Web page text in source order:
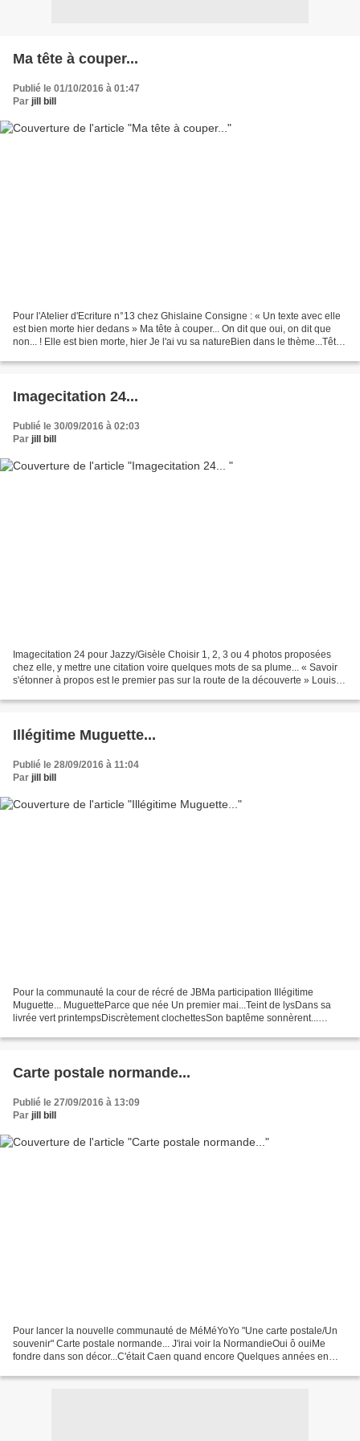
Ma tête à couper...
Publié le 01/10/2016 à 01:47
Par jill bill
Pour l'Atelier d'Ecriture n°13 chez Ghislaine Consigne : « Un texte avec elle
est bien morte hier dedans » Ma tête à couper... On dit que oui, on dit que
non... ! Elle est bien morte, hier Je l'ai vu sa natureBien dans le thème...Tête
Imagecitation 24...
Publié le 30/09/2016 à 02:03
Par jill bill
Imagecitation 24 pour Jazzy/Gisèle Choisir 1, 2, 3 ou 4 photos proposées
chez elle, y mettre une citation voire quelques mots de sa plume... « Savoir
s'étonner à propos est le premier pas sur la route de la découverte » Louis
Illégitime Muguette...
Publié le 28/09/2016 à 11:04
Par jill bill
Pour la communauté la cour de récré de JBMa participation Illégitime
Muguette... MuguetteParce que née Un premier mai...Teint de lysDans sa
livrée vert printempsDiscrètement clochettesSon baptême sonnèrent...
Carte postale normande...
Publié le 27/09/2016 à 13:09
Par jill bill
Pour lancer la nouvelle communauté de MéMéYoYo "Une carte postale/Un
souvenir" Carte postale normande... J'irai voir la NormandieOui ô ouiMe
fondre dans son décor...C'était Caen quand encore Quelques années en